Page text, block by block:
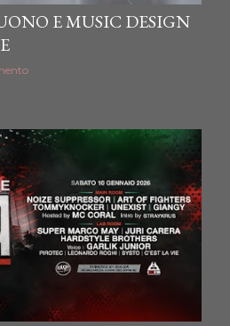
E MUSIC DESIGN